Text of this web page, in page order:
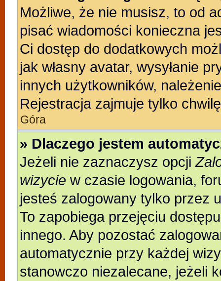
Możliwe, że nie musisz, to od
pisać wiadomości konieczna
Ci dostęp do dodatkowych
jak własny avatar, wysyłanie
innych użytkowników,
Rejestracja zajmuje tylko
Góra
» Dlaczego jestem
Jeżeli nie zaznaczysz opcji
wizycie w czasie logowania,
jesteś zalogowany tylko przez
To zapobiega przejęciu
innego. Aby pozostać
automatycznie przy każdej
stanowczo niezalecane, jeżeli